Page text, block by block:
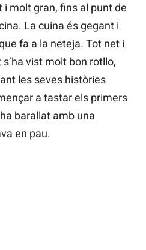
molt gran, fins al punt de
La cuina és gegant i
fa a la neteja. Tot net i
vist molt bon rotllo,
les seves històries
a tastar els primers
barallat amb una
en pau.